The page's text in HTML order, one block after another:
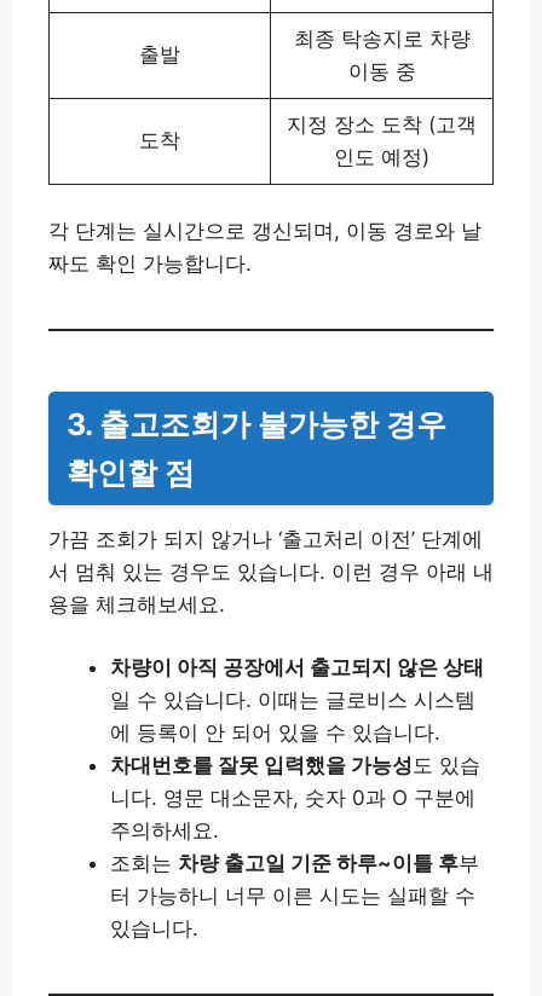
출발
최종 탁송지로 차량
이동 중
도착
지정 장소 도착 (고객
인도 예정)
각 단계는 실시간으로 갱신되며, 이동 경로와 날
짜도 확인 가능합니다.
3. 출고조회가 불가능한 경우
확인할 점
가끔 조회가 되지 않거나 ‘출고처리 이전’ 단계에
서 멈춰 있는 경우도 있습니다. 이런 경우 아래 내
용을 체크해보세요.
차량이 아직 공장에서 출고되지 않은 상태
일 수 있습니다. 이때는 글로비스 시스템
에 등록이 안 되어 있을 수 있습니다.
차대번호를 잘못 입력했을 가능성도 있습
니다. 영문 대소문자, 숫자 0과 O 구분에
주의하세요.
조회는 차량 출고일 기준 하루~이틀 후부
터 가능하니 너무 이른 시도는 실패할 수
있습니다.